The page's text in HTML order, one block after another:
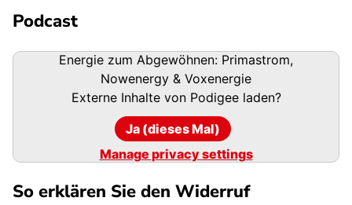
Podcast
Podigee-Energie zum Abgewöhnen: Primastrom,
Nowenergy & Voxenergie
Externe Inhalte von Podigeeladen?
Ja (dieses Mal)
Manage privacy settings
So erklären Sie den Widerruf